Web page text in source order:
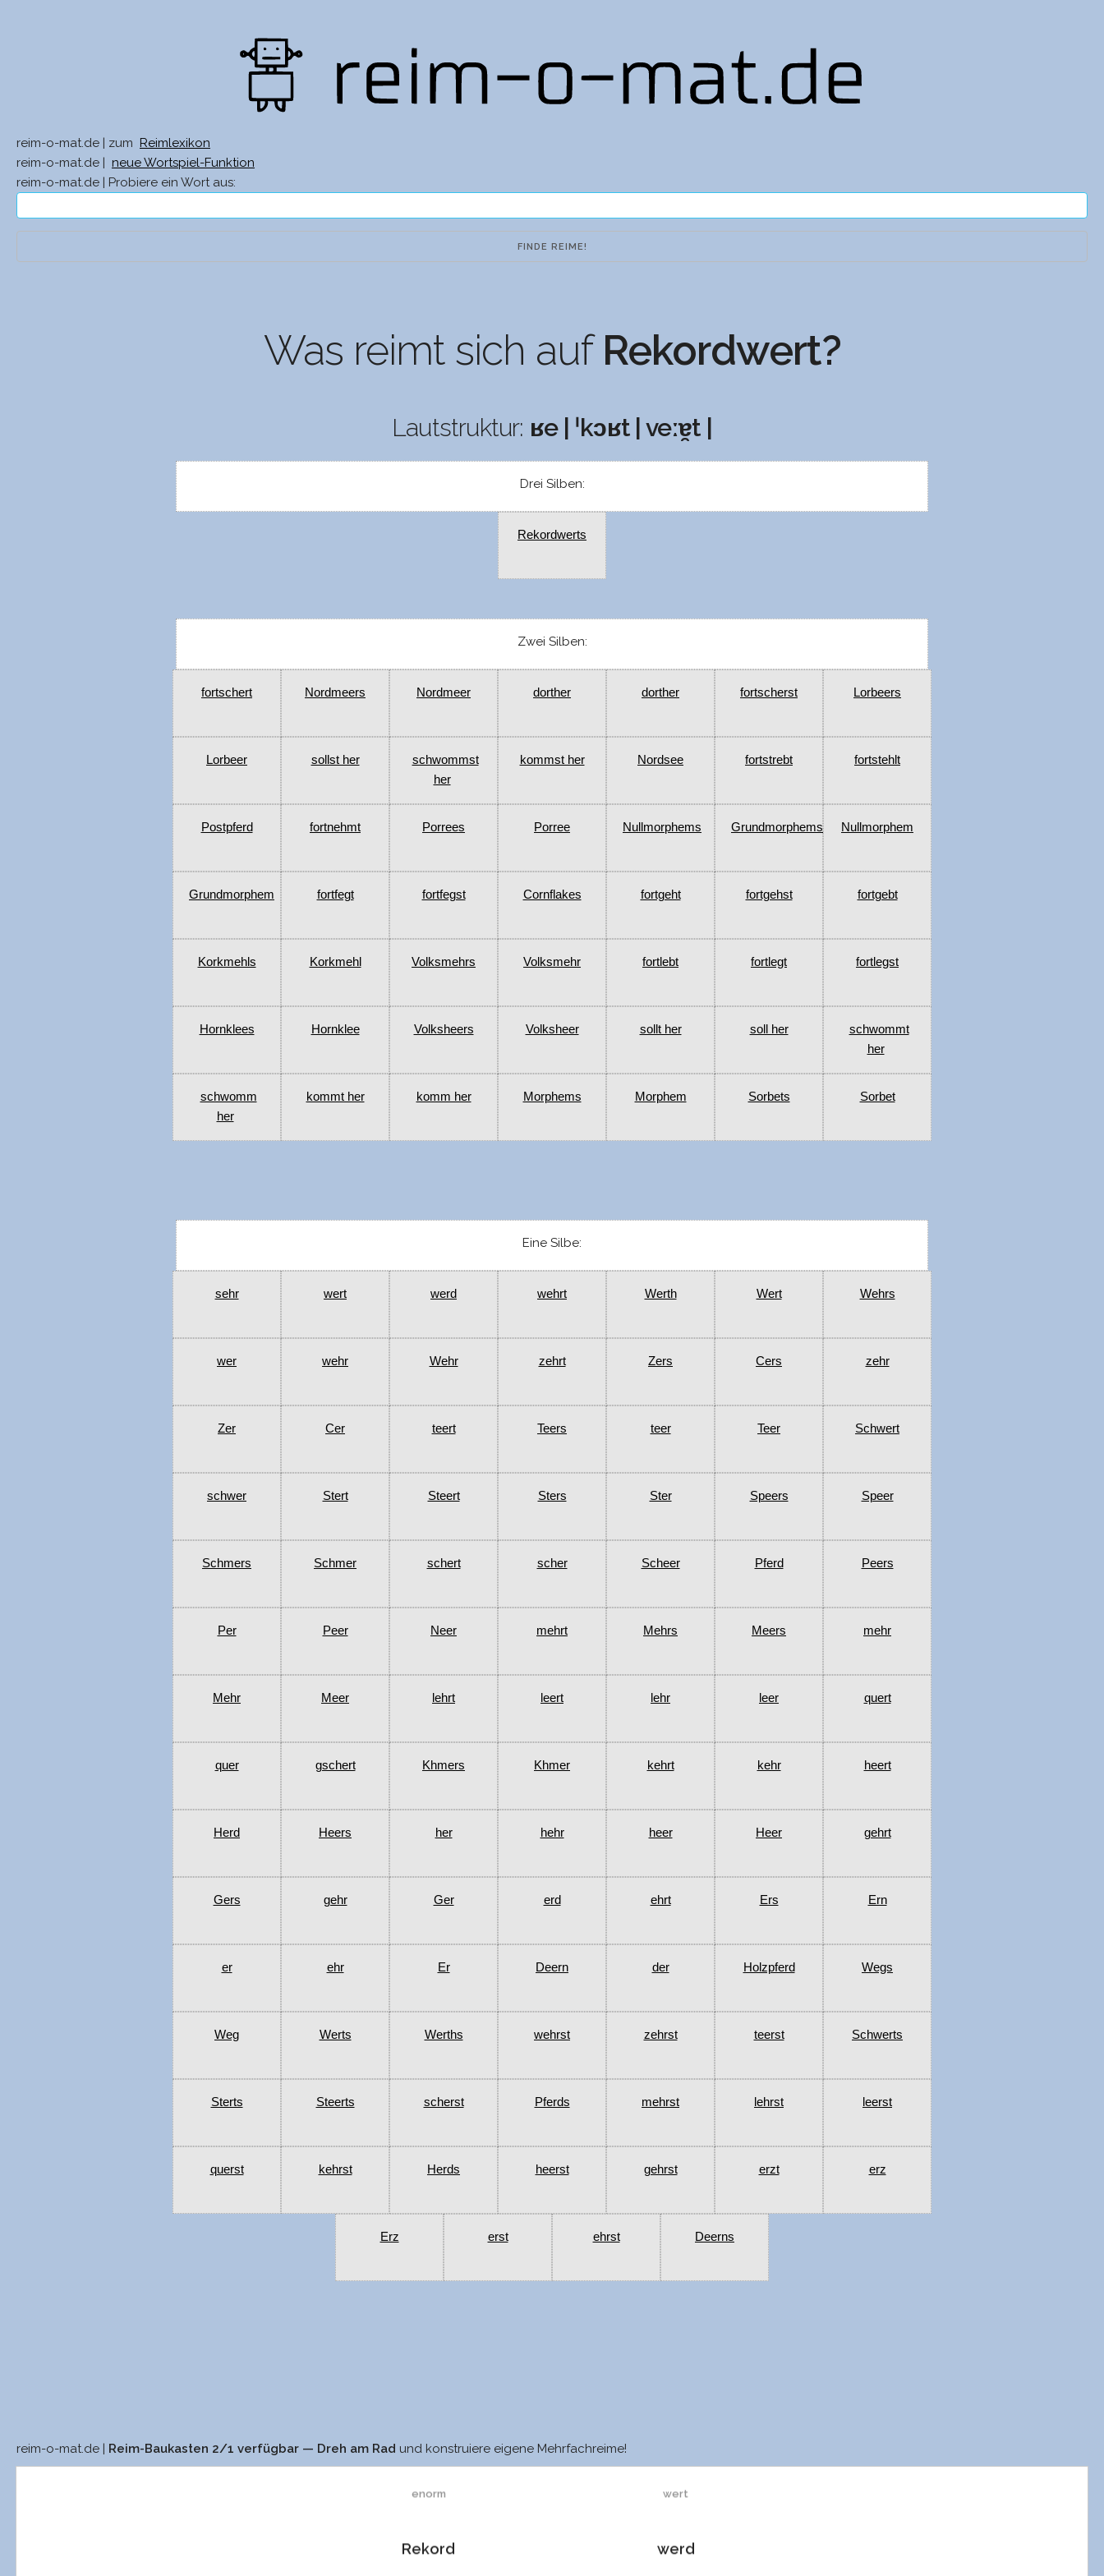
reim-o-mat.de | zum
Reimlexikon
reim-o-mat.de |
neue Wortspiel-Funktion
reim-o-mat.de | Probiere ein Wort aus:
Was reimt sich auf Rekordwert?
Lautstruktur: ʁe | ˈkɔʁt | veːɐ̯t |
Drei Silben:
Rekordwerts
Zwei Silben:
fortschert Nordmeers Nordmeer dorther dorther fortscherst Lorbeers
Lorbeer sollst her
schwommst
her
kommst her Nordsee fortstrebt fortstehlt
Postpferd fortnehmt Porrees Porree Nullmorphems Grundmorphems Nullmorphem
Grundmorphem fortfegt fortfegst Cornflakes fortgeht fortgehst fortgebt
Korkmehls Korkmehl Volksmehrs Volksmehr fortlebt fortlegt fortlegst
Hornklees Hornklee Volksheers Volksheer sollt her soll her
schwommt
her
schwomm
her
kommt her komm her Morphems Morphem Sorbets Sorbet
Eine Silbe:
sehr wert werd wehrt Werth Wert Wehrs
wer wehr Wehr zehrt Zers Cers zehr
Zer Cer teert Teers teer Teer Schwert
schwer Stert Steert Sters Ster Speers Speer
Schmers Schmer schert scher Scheer Pferd Peers
Per Peer Neer mehrt Mehrs Meers mehr
Mehr Meer lehrt leert lehr leer quert
quer gschert Khmers Khmer kehrt kehr heert
Herd Heers her hehr heer Heer gehrt
Gers gehr Ger erd ehrt Ers Ern
er ehr Er Deern der Holzpferd Wegs
Weg Werts Werths wehrst zehrst teerst Schwerts
Sterts Steerts scherst Pferds mehrst lehrst leerst
querst kehrst Herds heerst gehrst erzt erz
Erz erst ehrst Deerns
reim-o-mat.de | Reim-Baukasten 2/1 verfügbar — Dreh am Rad und konstruiere eigene Mehrfachreime!
enorm
Rekord
wert
werd